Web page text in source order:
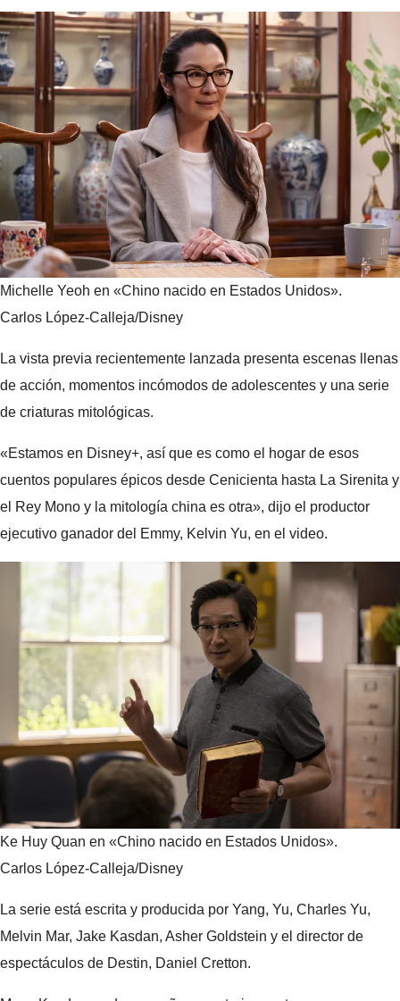
Michelle Yeoh en «Chino nacido en Estados Unidos».
Carlos López-Calleja/Disney
La vista previa recientemente lanzada presenta escenas llenas
de acción, momentos incómodos de adolescentes y una serie
de criaturas mitológicas.
«Estamos en Disney+, así que es como el hogar de esos
cuentos populares épicos desde Cenicienta hasta La Sirenita y
el Rey Mono y la mitología china es otra», dijo el productor
ejecutivo ganador del Emmy, Kelvin Yu, en el video.
Ke Huy Quan en «Chino nacido en Estados Unidos».
Carlos López-Calleja/Disney
La serie está escrita y producida por Yang, Yu, Charles Yu,
Melvin Mar, Jake Kasdan, Asher Goldstein y el director de
espectáculos de Destin, Daniel Cretton.